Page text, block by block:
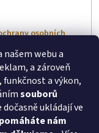
webu a
a zároveň
a výkon,
souborů
ukládají ve
nám
osobních
údajů